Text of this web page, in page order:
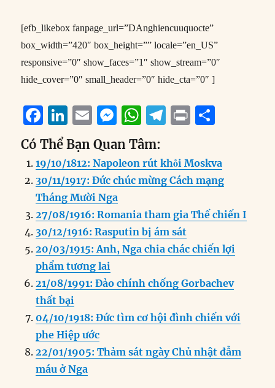
[efb_likebox fanpage_url=”DAnghiencuuquocte”
box_width=”420″ box_height=”” locale=”en_US”
responsive=”0″ show_faces=”1″ show_stream=”0″
hide_cover=”0″ small_header=”0″ hide_cta=”0″ ]
F
a
c
e
b
o
o
k
Li
n
k
e
d
I
n
E
m
ai
l
M
e
ss
e
n
g
er
W
h
at
s
A
p
p
T
e
g
r
a
m
P
n
t
a
re
Có Thể Bạn Quan Tâm:
19/10/1812: Napoleon rút khỏi Moskva
30/11/1917: Đức chúc mừng Cách mạng
Tháng Mười Nga
27/08/1916: Romania tham gia Thế chiến I
30/12/1916: Rasputin bị ám sát
20/03/1915: Anh, Nga chia chác chiến lợi
phẩm tương lai
21/08/1991: Đảo chính chống Gorbachev
thất bại
04/10/1918: Đức tìm cơ hội đình chiến với
phe Hiệp ước
22/01/1905: Thảm sát ngày Chủ nhật đẫm
máu ở Nga